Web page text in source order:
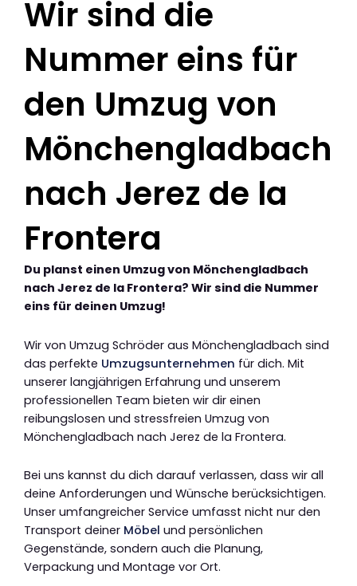
Wir sind die
Nummer eins für
den Umzug von
Mönchengladbach
nach Jerez de la
Frontera
Du planst einen Umzug von Mönchengladbach
nach Jerez de la Frontera? Wir sind die Nummer
eins für deinen Umzug!
Wir von Umzug Schröder aus Mönchengladbach sind
das perfekte Umzugsunternehmen für dich. Mit
unserer langjährigen Erfahrung und unserem
professionellen Team bieten wir dir einen
reibungslosen und stressfreien Umzug von
Mönchengladbach nach Jerez de la Frontera.
Bei uns kannst du dich darauf verlassen, dass wir all
deine Anforderungen und Wünsche berücksichtigen.
Unser umfangreicher Service umfasst nicht nur den
Transport deiner Möbel und persönlichen
Gegenstände, sondern auch die Planung,
Verpackung und Montage vor Ort.